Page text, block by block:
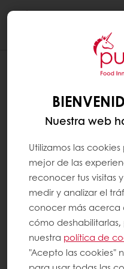
¿QUÉ SON LOS
Los minerales son
no tienen valor
necesita para
Algunos son
cantidades, como
(p. ej., calcio).
cantidades
microgramos o
ejemplo, hierro);
Nuestra web
Utilizamos las
mejor de las
reconocer tus visitas
medir y analizar el
conocer más acerca
cómo
nuestra política de
"Acepto las cookies"